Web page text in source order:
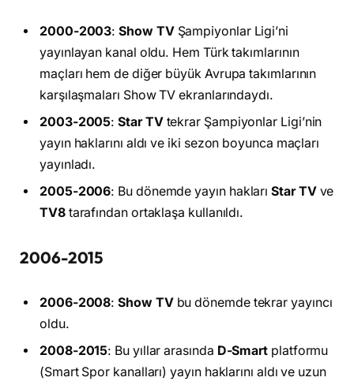
2000-2003:Show TVŞampiyonlar Ligi’ni
yayınlayan kanal oldu. Hem Türk takımlarının
maçları hem de diğer büyük Avrupa takımlarının
karşılaşmaları Show TV ekranlarındaydı.
2003-2005:Star TVtekrar Şampiyonlar Ligi’nin
yayın haklarını aldı ve iki sezon boyunca maçları
yayınladı.
2005-2006: Bu dönemde yayın haklarıStar TVve
TV8tarafından ortaklaşa kullanıldı.
2006-2015
2006-2008:Show TVbu dönemde tekrar yayıncı
oldu.
2008-2015: Bu yıllar arasında D-Smart platformu
(Smart Spor kanalları) yayın haklarını aldı ve uzun